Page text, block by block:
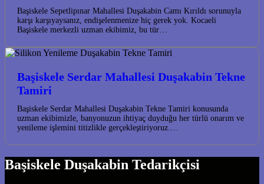
Başiskele Sepetlipınar Mahallesi Duşakabin Camı Kırıldı sorunuyla
karşı karşıyaysanız, endişelenmenize hiç gerek yok. Kocaeli
Başiskele merkezli uzman ekibimiz, bu tür…
Başiskele Serdar Mahallesi Duşakabin Tekne
Tamiri
Başiskele Serdar Mahallesi Duşakabin Tekne Tamiri konusunda
uzman ekibimizle, banyonuzun ihtiyaç duyduğu her türlü onarım ve
yenileme işlemini titizlikle gerçekleştiriyoruz.…
Başiskele Duşakabin Tedarikçisi